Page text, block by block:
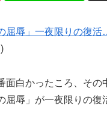
屈辱」一夜限りの復
面白かったころ、その
屈辱」が一夜限りの復